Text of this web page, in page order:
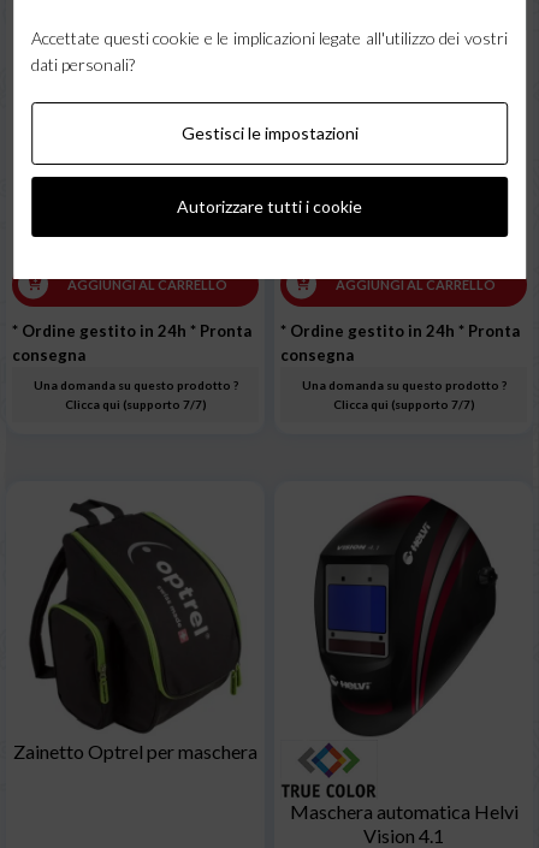
Maschera manuale in fibra
601HP completa di vetri
7,40 €
6,07 € + IVA
AGGIUNGI AL CARRELLO
* Ordine gestito in 24h * Pronta
consegna
Una domanda su questo prodotto ?
Clicca qui (supporto 7/7)
per maschera ESAB SAVAGE
3,23 €
2,65 € + IVA
AGGIUNGI AL CARRELLO
* Ordine gestito in 24h * Pronta
consegna
Una domanda su questo prodotto ?
Clicca qui (supporto 7/7)
Zainetto Optrel per maschera
Maschera automatica Helvi
Vision 4.1
Accettate questi cookie e le implicazioni legate all'utilizzo dei vostri
dati personali?
Gestisci le impostazioni
Autorizzare tutti i cookie